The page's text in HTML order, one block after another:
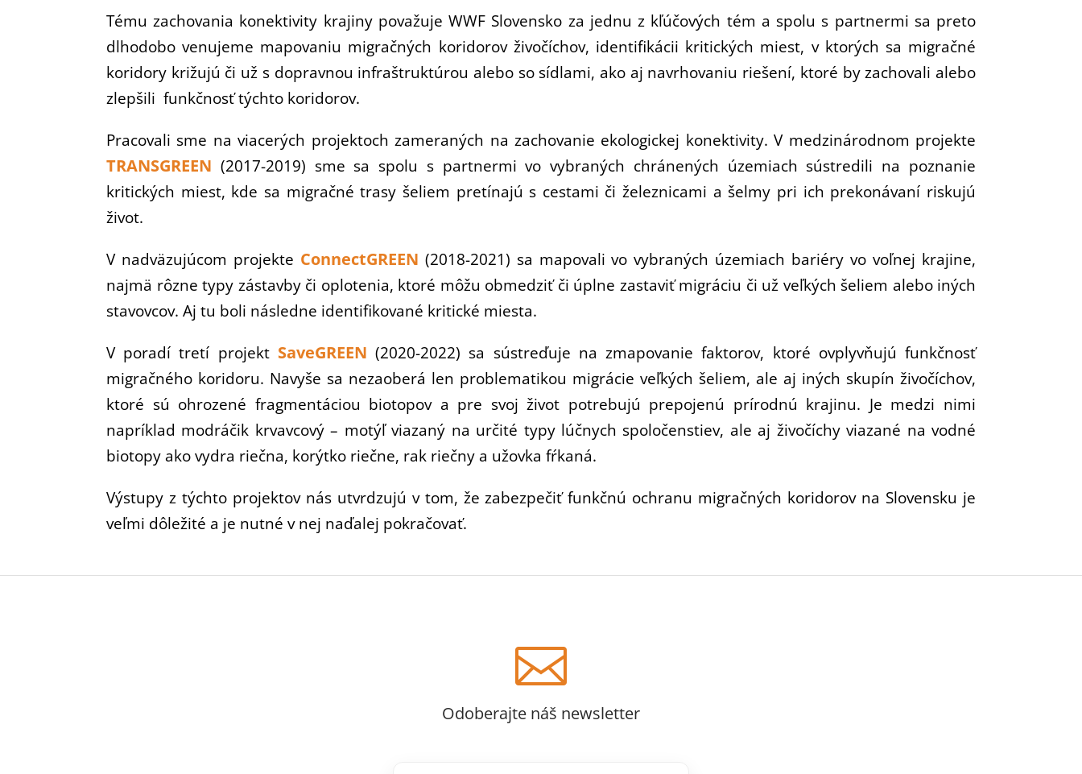
Tému zachovania konektivity krajiny považuje WWF Slovensko za jednu z kľúčových tém a spolu s partnermi sa preto
dlhodobo venujeme mapovaniu migračných koridorov živočíchov, identifikácii kritických miest, v ktorých sa migračné
koridory križujú či už s dopravnou infraštruktúrou alebo so sídlami, ako aj navrhovaniu riešení, ktoré by zachovali alebo
zlepšili funkčnosť týchto koridorov.
Pracovali sme na viacerých projektoch zameraných na zachovanie ekologickej konektivity. V medzinárodnom projekte
TRANSGREEN (2017-2019) sme sa spolu s partnermi vo vybraných chránených územiach sústredili na poznanie
kritických miest, kde sa migračné trasy šeliem pretínajú s cestami či železnicami a šelmy pri ich prekonávaní riskujú
život.
V nadväzujúcom projekte ConnectGREEN (2018-2021) sa mapovali vo vybraných územiach bariéry vo voľnej krajine,
najmä rôzne typy zástavby či oplotenia, ktoré môžu obmedziť či úplne zastaviť migráciu či už veľkých šeliem alebo iných
stavovcov. Aj tu boli následne identifikované kritické miesta.
V poradí tretí projekt SaveGREEN (2020-2022) sa sústreďuje na zmapovanie faktorov, ktoré ovplyvňujú funkčnosť
migračného koridoru. Navyše sa nezaoberá len problematikou migrácie veľkých šeliem, ale aj iných skupín živočíchov,
ktoré sú ohrozené fragmentáciou biotopov a pre svoj život potrebujú prepojenú prírodnú krajinu. Je medzi nimi
napríklad modráčik krvavcový – motýľ viazaný na určité typy lúčnych spoločenstiev, ale aj živočíchy viazané na vodné
biotopy ako vydra riečna, korýtko riečne, rak riečny a užovka fŕkaná.
Výstupy z týchto projektov nás utvrdzujú v tom, že zabezpečiť funkčnú ochranu migračných koridorov na Slovensku je
veľmi dôležité a je nutné v nej naďalej pokračovať.

Odoberajte náš newsletter